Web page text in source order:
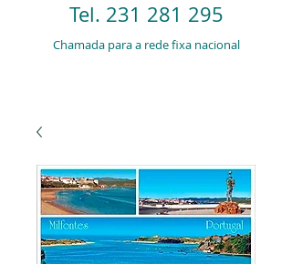
Tel. 231 281 295
Chamada para a rede fixa nacional